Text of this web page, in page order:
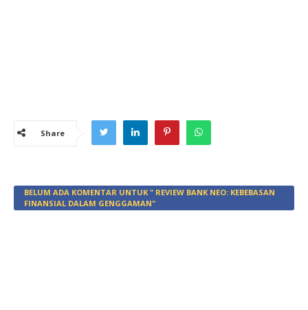
Share
BELUM ADA KOMENTAR UNTUK " REVIEW BANK NEO: KEBEBASAN
FINANSIAL DALAM GENGGAMAN"